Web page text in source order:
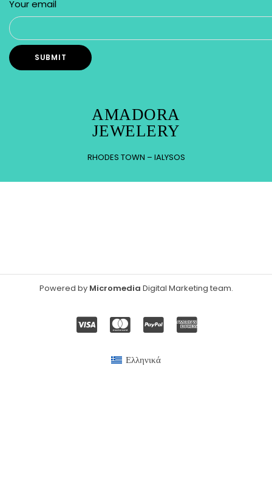
Your email
AMADORA
JEWELERY
RHODES TOWN – IALYSOS
Powered by Micromedia Digital Marketing team.
Ελληνικά